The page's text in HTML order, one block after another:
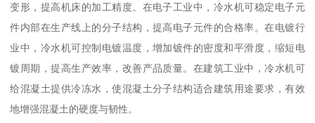
变形，提高机床的加工精度。在电子工业中，冷水机可稳定电子元
件内部在生产线上的分子结构，提高电子元件的合格率。在电镀行
业中，冷水机可控制电镀温度，增加镀件的密度和平滑度，缩短电
镀周期，提高生产效率，改善产品质量。在建筑工业中，冷水机可
给混凝土提供冷冻水，使混凝土分子结构适合建筑用途要求，有效
地增强混凝土的硬度与韧性。